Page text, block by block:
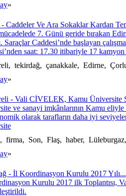
»
Caddeler Ve Ara Sokaklar Kardan
7. Günü geride bırakan
Saraçlar Caddesi’nde başlayan
saat: 17.30 itibariyle 17
tekirdağ, çanakkale, Edirne,
»
- Vali CİVELEK, Kamu Üniversite
ve sanayi imkânlarının Kamu
olarak tarafların daha iyi
firma, Son, Flaş, haber,
»
- İl Koordinasyon Kurulu 2017 Yılı...
Kurulu 2017 ilk Toplantısı,